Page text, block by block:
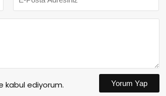
kabul ediyorum. Yorum Yap